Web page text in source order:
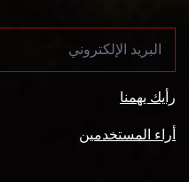
رأيك يهمنا
أراء المستخدمين